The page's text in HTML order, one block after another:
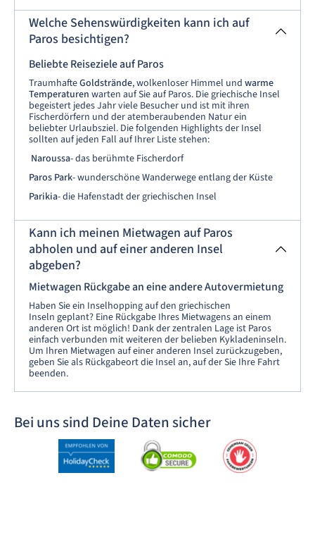
Welche Sehenswürdigkeiten kann ich auf
Paros besichtigen?
Beliebte Reiseziele auf Paros
TraumhafteGoldstrände, wolkenloser Himmel und warme
Temperaturen warten auf Sie auf Paros. Die griechische Insel
begeistert jedes Jahr viele Besucher und ist mit ihren
Fischerdörfern und der atemberaubenden Natur ein
beliebter Urlaubsziel. Die folgenden Highlights der Insel
sollten auf jeden Fall auf Ihrer Liste stehen:
Naroussa- das berühmte Fischerdorf
Paros Park- wunderschöne Wanderwege entlang der Küste
Parikia- die Hafenstadt der griechischen Insel
Kann ich meinen Mietwagen auf Paros
abholen und auf einer anderen Insel
abgeben?
Mietwagen Rückgabe an eine andere Autovermietung
Haben Sie ein Inselhopping auf den griechischen
Inseln geplant? Eine Rückgabe Ihres Mietwagens an einem
anderen Ort ist möglich! Dank der zentralen Lage ist Paros
einfach verbunden mit weiteren der belieben Kykladeninseln.
Um Ihren Mietwagen auf einer anderen Insel zurückzugeben,
geben Sie als Rückgabeort die Insel an, auf der Sie Ihre Fahrt
beenden.
Bei uns sind Deine Daten sicher